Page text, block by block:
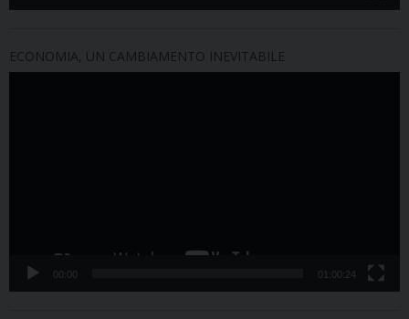
ECONOMIA, UN CAMBIAMENTO INEVITABILE
00:00 01:00:24